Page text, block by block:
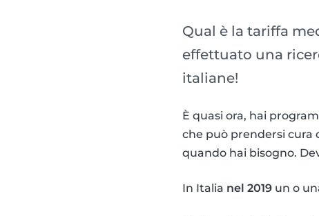
Qual è la tariffa
effettuato una
italiane!
È quasi ora, hai
che può prendersi cura
quando hai bisogno.
In Italia nel 2019 un o